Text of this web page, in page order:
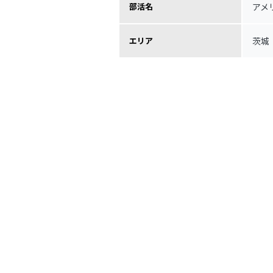
部活名 アメ
エリア 茨城